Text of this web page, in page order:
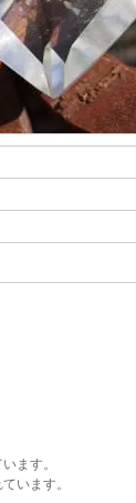
ます。
います。